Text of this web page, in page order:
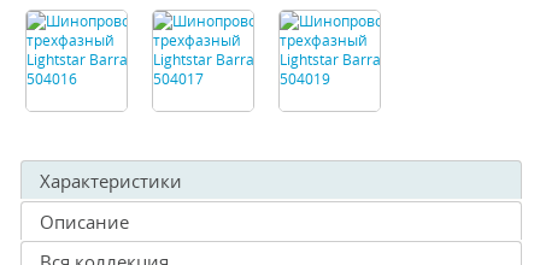
Характеристики
Описание